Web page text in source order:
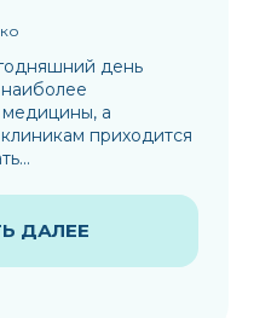
день
а
приходится
ДАЛЕЕ